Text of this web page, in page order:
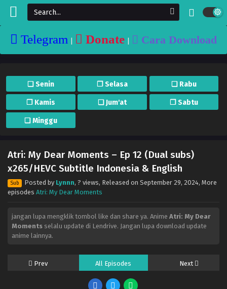
Telegram Donate Cara Download
❏ Senin ❐ Selasa ❏ Rabu
❐ Kamis ❏ Jum'at ❐ Sabtu
❏ Minggu
Atri: My Dear Moments – Ep 12 (Dual subs)
x265/HEVC Subtitle Indonesia & English
Sub Posted by Lynnn, ? views, Released on September 29, 2024, More
episodes Atri: My Dear Moments
jangan lupa mengklik tombol like dan share ya. Anime Atri: My Dear
Moments selalu update di Lendrive. Jangan lupa download update
anime lainnya.
Prev All Episodes Next